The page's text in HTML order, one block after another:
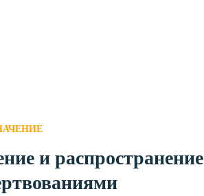
и распространение